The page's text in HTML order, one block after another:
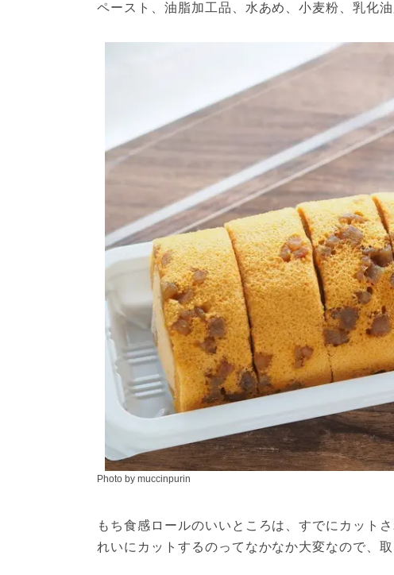
ペースト、油脂加工品、水あめ、小麦粉、乳化
Photo by muccinpurin
もち食感ロールのいいところは、すでにカット
れいにカットするのってなかなか大変なので、